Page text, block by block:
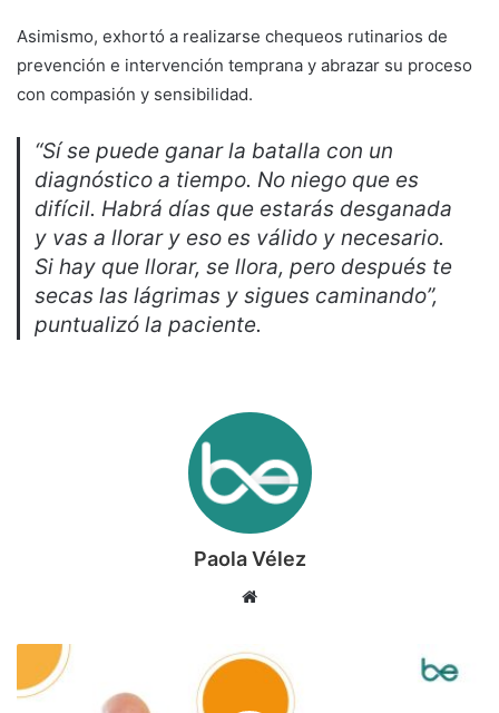
Asimismo, exhortó a realizarse chequeos rutinarios de
prevención e intervención temprana y abrazar su proceso
con compasión y sensibilidad.
“Sí se puede ganar la batalla con un
diagnóstico a tiempo. No niego que es
difícil. Habrá días que estarás desganada
y vas a llorar y eso es válido y necesario.
Si hay que llorar, se llora, pero después te
secas las lágrimas y sigues caminando”,
puntualizó la paciente.
Paola Vélez
Sitio